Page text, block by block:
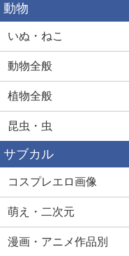
動物
いぬ・ねこ
動物全般
植物全般
昆虫・虫
サブカル
コスプレエロ画像
萌え・二次元
漫画・アニメ作品別